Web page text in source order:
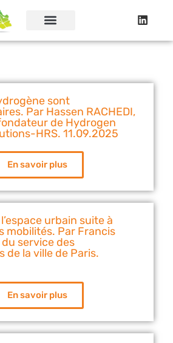
sont
Par Hassen RACHEDI,
de Hydrogen
HRS. 11.09.2025
En savoir plus
urbain suite à
mobilités. Par Francis
service des
de la ville de Paris.
En savoir plus